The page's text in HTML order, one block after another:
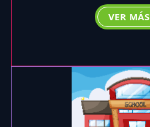
VER MÁS